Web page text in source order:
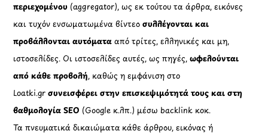
περιεχομένου (aggregator), ως εκ τούτου τα άρθρα, εικόνες
και τυχόν ενσωματωμένα βίντεοσυλλέγονται και
προβάλλονται αυτόματααπό τρίτες, ελληνικές και μη,
ιστοσελίδες. Οι ιστοσελίδες αυτές, ως πηγές,ωφελούνται
από κάθε προβολή, καθώς η εμφάνιση στο
Loatki.gr συνεισφέρει στην επισκεψιμότητά τους και στη
βαθμολογία SEO (Google κ.λπ.) μέσω backlink κοκ.
Τα πνευματικά δικαιώματα κάθε άρθρου, εικόνας ή